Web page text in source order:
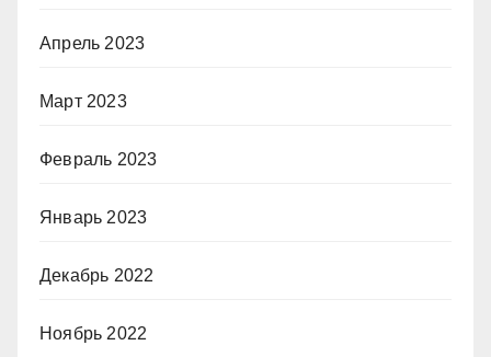
Апрель 2023
Март 2023
Февраль 2023
Январь 2023
Декабрь 2022
Ноябрь 2022